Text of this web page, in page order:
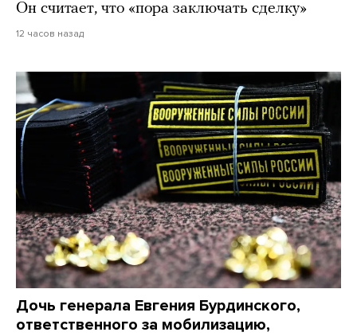
Он считает, что «пора заключать сделку»
12 часов назад
Дочь генерала Евгения Бурдинского,
ответственного за мобилизацию,